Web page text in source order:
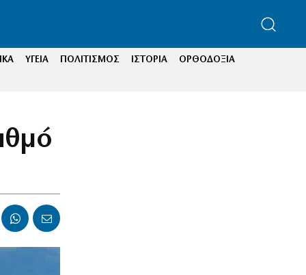
ΥΓΕΙΑ ΠΟΛΙΤΙΣΜΟΣ ΙΣΤΟΡΙΑ ΟΡΘΟΔΟΞΙΑ